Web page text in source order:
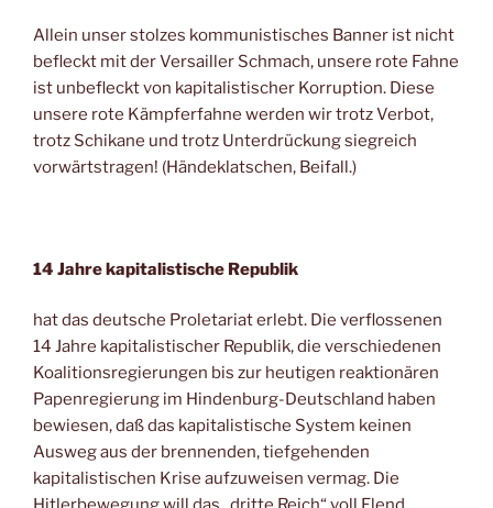
Allein unser stolzes kommunistisches Banner ist nicht
befleckt mit der Versailler Schmach, unsere rote Fahne
ist unbefleckt von kapitalistischer Korruption. Diese
unsere rote Kämpferfahne werden wir trotz Verbot,
trotz Schikane und trotz Unterdrückung siegreich
vorwärtstragen! (Händeklatschen, Beifall.)
14 Jahre kapitalistische Republik
hat das deutsche Proletariat erlebt. Die verflossenen
14 Jahre kapitalistischer Republik, die verschiedenen
Koalitionsregierungen bis zur heutigen reaktionären
Papenregierung im Hindenburg-Deutschland haben
bewiesen, daß das kapitalistische System keinen
Ausweg aus der brennenden, tiefgehenden
kapitalistischen Krise aufzuweisen vermag. Die